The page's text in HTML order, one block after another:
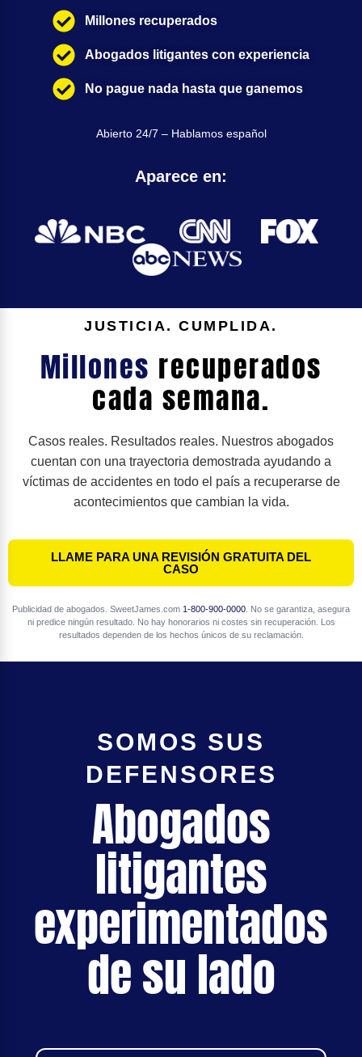
Millones recuperados
Abogados litigantes con experiencia
No pague nada hasta que ganemos
Abierto 24/7 – Hablamos español
Aparece en:
JUSTICIA. CUMPLIDA.
Millones recuperados
cada semana.
Casos reales. Resultados reales. Nuestros abogados
cuentan con una trayectoria demostrada ayudando a
víctimas de accidentes en todo el país a recuperarse de
acontecimientos que cambian la vida.
LLAME PARA UNA REVISIÓN GRATUITA DEL
CASO
Publicidad de abogados. SweetJames.com 1-800-900-0000. No se garantiza, asegura
ni predice ningún resultado. No hay honorarios ni costes sin recuperación. Los
resultados dependen de los hechos únicos de su reclamación.
SOMOS SUS
DEFENSORES
Abogados
litigantes
experimentados
de su lado